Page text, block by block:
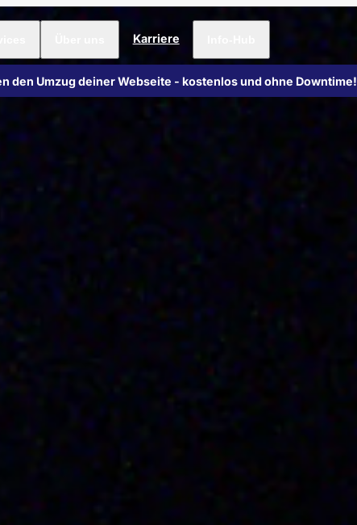
den Umzug deiner Webseite - kostenlos und ohne Downtime!
Karriere